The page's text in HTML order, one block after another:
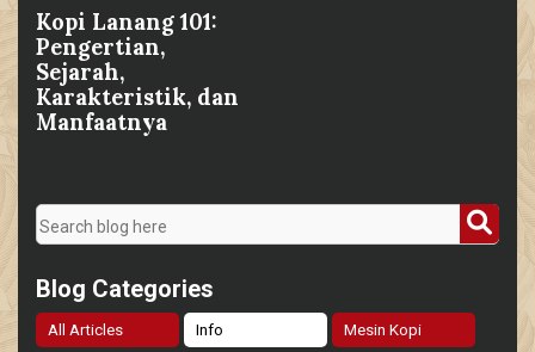
Kopi Lanang 101:
Pengertian,
Sejarah,
Karakteristik, dan
Manfaatnya
Blog Categories
All Articles Info Mesin Kopi